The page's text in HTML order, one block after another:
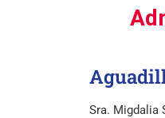
Sra. Migdalia